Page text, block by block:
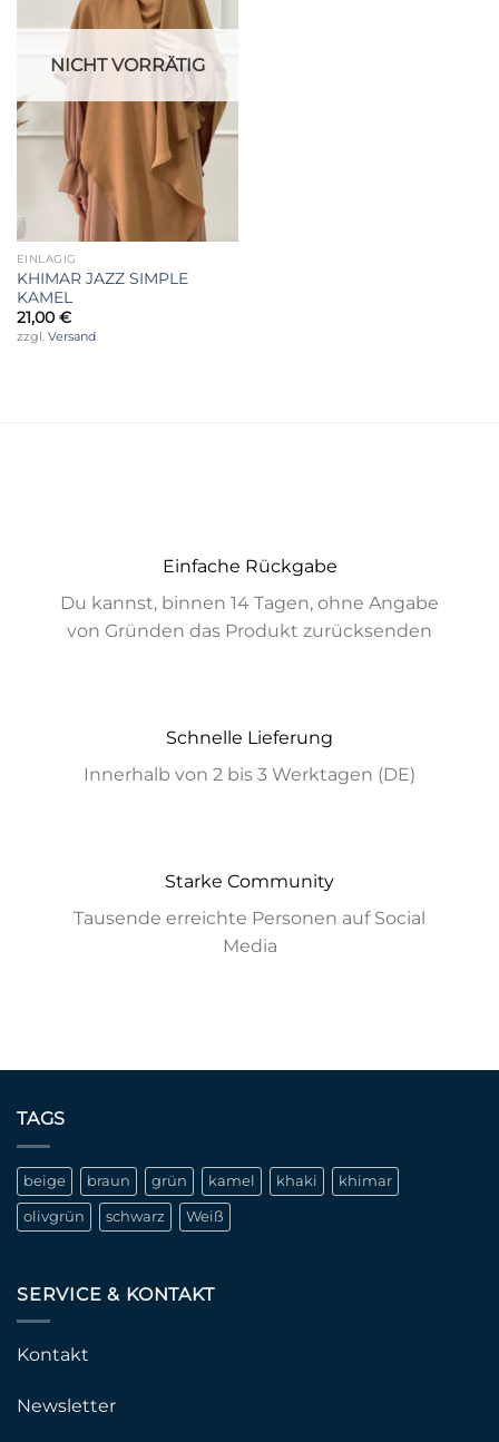
NICHT VORRÄTIG
EINLAGIG
KHIMAR JAZZ SIMPLE
KAMEL
21,00 €
zzgl. Versand
Einfache Rückgabe
Du kannst, binnen 14 Tagen, ohne Angabe
von Gründen das Produkt zurücksenden
Schnelle Lieferung
Innerhalb von 2 bis 3 Werktagen (DE)
Starke Community
Tausende erreichte Personen auf Social
Media
TAGS
beige braun grün kamel khaki khimar
olivgrün schwarz Weiß
SERVICE & KONTAKT
Kontakt
Newsletter